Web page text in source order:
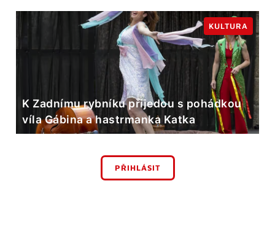
K Zadnímu rybníku přijedou s pohádkou
víla Gábina a hastrmanka Katka
KULTURA
PŘIHLÁSIT